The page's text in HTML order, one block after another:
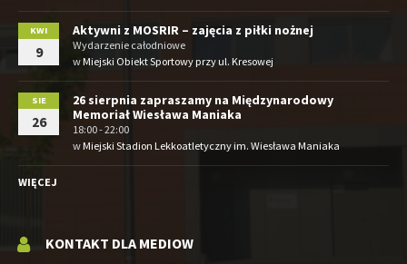
KWI
9
Aktywni z MOSRIR – zajęcia z piłki nożnej
Wydarzenie całodniowe
wMiejski Obiekt Sportowy przy ul. Kresowej
SIE
26
26 sierpnia zapraszamy na Międzynarodowy
Memoriał Wiesława Maniaka
18:00 - 22:00
wMiejski Stadion Lekkoatletyczny im. Wiesława Maniaka
WIĘCEJ
KONTAKT DLA MEDIOW